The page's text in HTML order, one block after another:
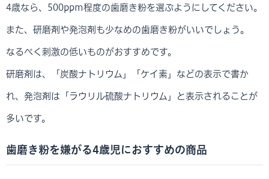
4歳なら、500ppm程度の歯磨き粉を選ぶようにしてください。
また、研磨剤や発泡剤も少なめの歯磨き粉がいいでしょう。
なるべく刺激の低いものがおすすめです。
研磨剤は、「炭酸ナトリウム」「ケイ素」などの表示で書か
れ、発泡剤は「ラウリル硫酸ナトリウム」と表示されることが
多いです。
歯磨き粉を嫌がる4歳児におすすめの商品